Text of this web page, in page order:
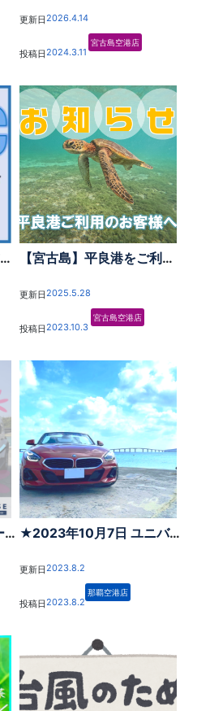
保険・免責補償・NOC補償について
更新日 2026.4.14
投稿日 2024.3.11
宮古島空港店
【宮古島】平良港をご利用のお客様へご案内
※期間限定※ 子供用シートオプション料金無料キャンペーン！！
更新日 2025.5.28
投稿日 2023.10.3
宮古島空港店
★2023年10月7日 ユニバースレンタカー宮古島空港店グランドオープン★
更新日2023.8.2
投稿日2023.8.2
那覇空港店